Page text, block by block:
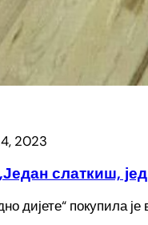
2023
слаткиш,
дијете“ покупила